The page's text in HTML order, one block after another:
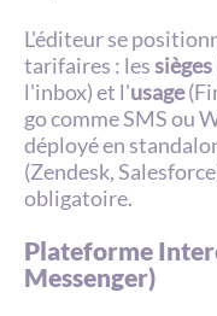
L'éditeur se
tarifaires : les sièges
l'inbox) et l'usage
go comme SMS ou
déployé en
(Zendesk,
obligatoire.
Plateforme
Messenger)